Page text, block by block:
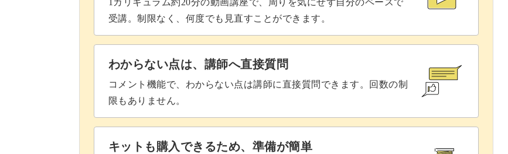
受講。制限なく、何度でも見直すことができます。
わからない点は、講師へ直接質問
コメント機能で、わからない点は講師に直接質問できます。回数の制
限もありません。
キットも購入できるため、準備が簡単